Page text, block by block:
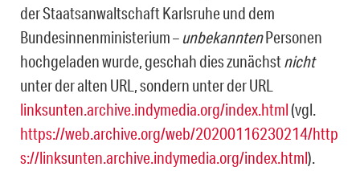
der Staatsan­waltschaft Karlsruhe und dem
Bundesinnenministerium – unbekanntenPersonen
hoch­geladen wurde, geschah dies zunächstnicht
unter der alten URL, sondern unter der URL
linksunten.archive.indymedia.org/index.html(vgl.
https://web.archive.org/web/20200116230214/http
s://linksunten.archive.indymedia.org/index.html).